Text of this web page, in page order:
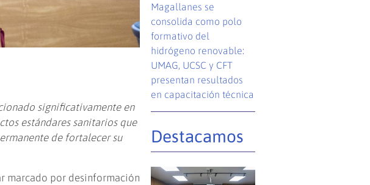
significativamente en
estándares sanitarios que
de fortalecer su
marcado por desinformación
Magallanes se
consolida como polo
formativo del
hidrógeno renovable:
UMAG, UCSC y CFT
presentan resultados
en capacitación técnica
Destacamos